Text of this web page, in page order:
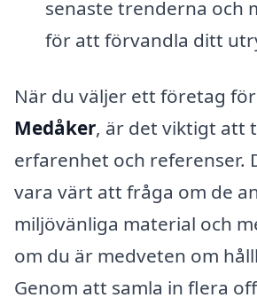
senaste trenderna och
för att förvandla ditt
När du väljer ett företag för
Medåker, är det viktigt att
erfarenhet och referenser.
vara värt att fråga om de
miljövänliga material och
om du är medveten om
Genom att samla in flera